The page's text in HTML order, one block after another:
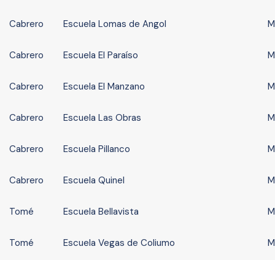
Cabrero Escuela Lomas de Angol
Cabrero Escuela El Paraíso
Cabrero Escuela El Manzano
Cabrero Escuela Las Obras
Cabrero Escuela Pillanco
Cabrero Escuela Quinel
Tomé Escuela Bellavista
Tomé Escuela Vegas de Coliumo